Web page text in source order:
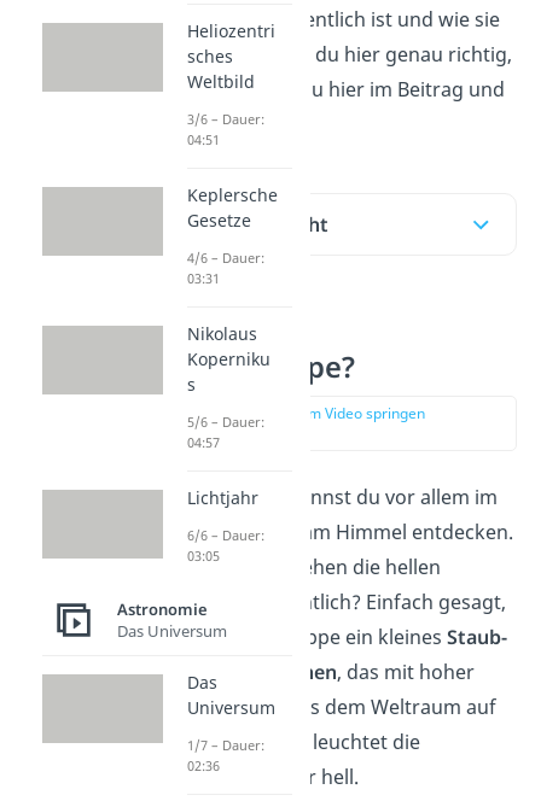
Sternschnuppe eigentlich ist und wie sie
entsteht? Dann bist du hier genau richtig,
denn das erfährst du hier im Beitrag und
Videodazu!
Inhaltsübersicht
Was ist eine
Sternschnuppe?
zur Stelle im Video springen
(00:13)
Sternschnuppen
kannst du vor allem im
Sommer zahlreich am Himmel entdecken.
Doch aus was bestehen die hellen
Leuchtspuren eigentlich? Einfach gesagt,
ist eine Sternschnuppe ein kleines Staub-
oder Gesteinsteilchen, das mit hoher
Geschwindigkeit aus dem Weltraum auf
die Erde fällt. Dabei leuchtet die
Sternschnuppe sehr hell.
Heliozentri
sches
Weltbild
3/6 – Dauer:
04:51
Keplersche
Gesetze
4/6 – Dauer:
03:31
Nikolaus
Koperniku
s
5/6 – Dauer:
04:57
Lichtjahr
6/6 – Dauer:
03:05
Astronomie
Das Universum
Das
Universum
1/7 – Dauer:
02:36